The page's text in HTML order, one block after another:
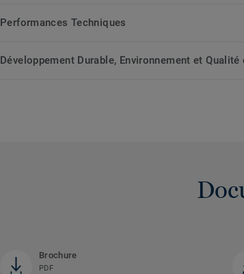
Performances Techniques
Développement Durable, Environnement et Qualité
Brochure
PDF